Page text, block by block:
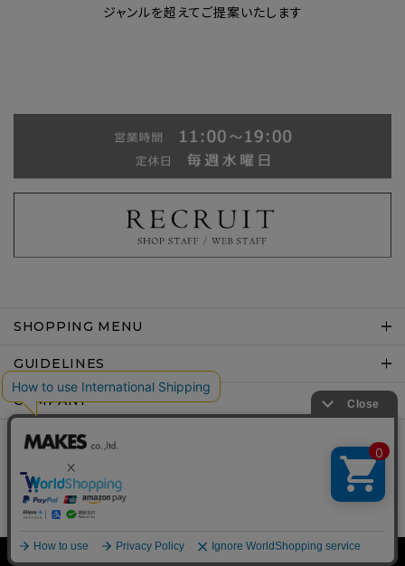
ジャンルを超えてご提案いたします
SHOPPING MENU
GUIDELINES
COMPANY
Copyright © MAKES co.,ltd .All rights reserved